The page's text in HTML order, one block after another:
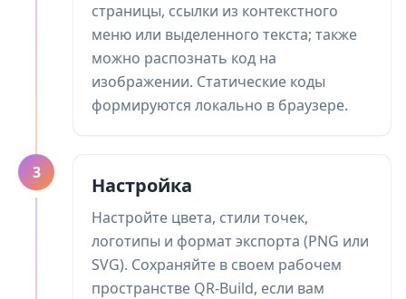
страницы, ссылки из контекстного
меню или выделенного текста; также
можно распознать код на
изображении. Статические коды
формируются локально в браузере.
3
Настройка
Настройте цвета, стили точек,
логотипы и формат экспорта (PNG или
SVG). Сохраняйте в своем рабочем
пространстве QR-Build, если вам